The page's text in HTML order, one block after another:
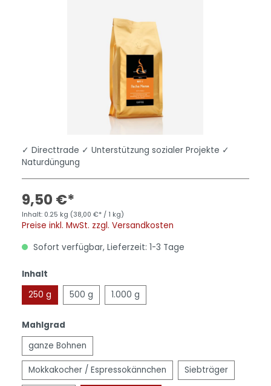
✓ Directtrade ✓ Unterstützung sozialer Projekte ✓
Naturdüngung
9,50 €*
Inhalt: 0.25 kg (38,00 €* / 1 kg)
Preise inkl. MwSt. zzgl. Versandkosten
Sofort verfügbar, Lieferzeit: 1-3 Tage
Inhalt
250 g
500 g 1.000 g
Mahlgrad
ganze Bohnen
Mokkakocher / Espressokännchen Siebträger